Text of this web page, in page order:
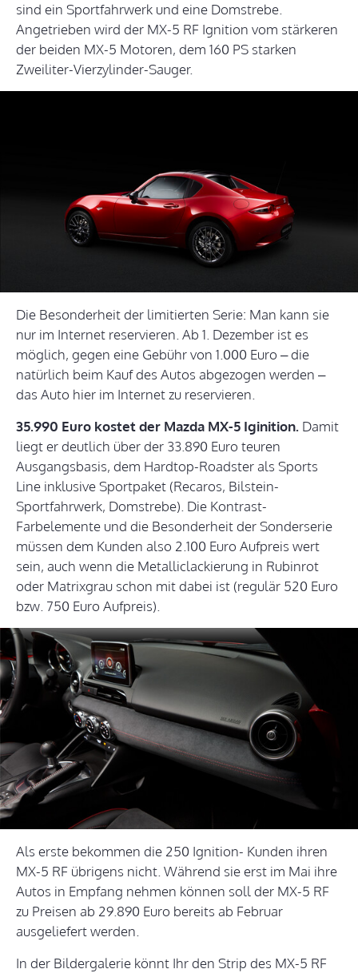
sind ein Sportfahrwerk und eine Domstrebe.
Angetrieben wird der MX-5 RF Ignition vom stärkeren
der beiden MX-5 Motoren, dem 160 PS starken
Zweiliter-Vierzylinder-Sauger.
Die Besonderheit der limitierten Serie: Man kann sie
nur im Internet reservieren. Ab 1. Dezember ist es
möglich, gegen eine Gebühr von 1.000 Euro – die
natürlich beim Kauf des Autos abgezogen werden –
das Auto hier im Internet zu reservieren.
35.990 Euro kostet der Mazda MX-5 Iginition. Damit
liegt er deutlich über der 33.890 Euro teuren
Ausgangsbasis, dem Hardtop-Roadster als Sports
Line inklusive Sportpaket (Recaros, Bilstein-
Sportfahrwerk, Domstrebe). Die Kontrast-
Farbelemente und die Besonderheit der Sonderserie
müssen dem Kunden also 2.100 Euro Aufpreis wert
sein, auch wenn die Metalliclackierung in Rubinrot
oder Matrixgrau schon mit dabei ist (regulär 520 Euro
bzw. 750 Euro Aufpreis).
Als erste bekommen die 250 Ignition- Kunden ihren
MX-5 RF übrigens nicht. Während sie erst im Mai ihre
Autos in Empfang nehmen können soll der MX-5 RF
zu Preisen ab 29.890 Euro bereits ab Februar
ausgeliefert werden.
In der Bildergalerie könnt Ihr den Strip des MX-5 RF